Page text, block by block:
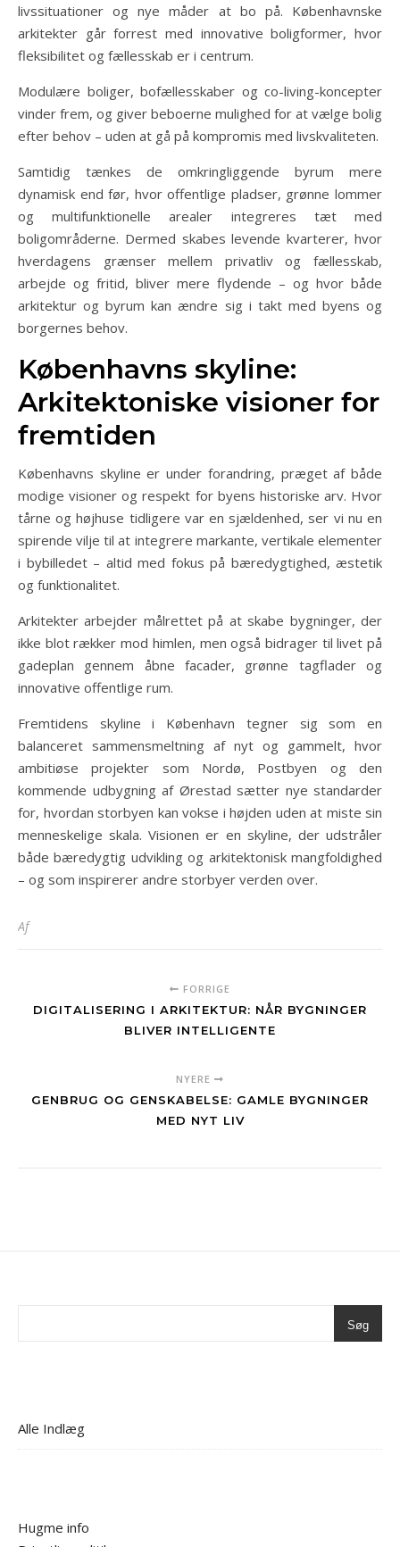
livssituationer og nye måder at bo på. Københavnske
arkitekter går forrest med innovative boligformer, hvor
fleksibilitet og fællesskab er i centrum.
Modulære boliger, bofællesskaber og co-living-koncepter
vinder frem, og giver beboerne mulighed for at vælge bolig
efter behov – uden at gå på kompromis med livskvaliteten.
Samtidig tænkes de omkringliggende byrum mere
dynamisk end før, hvor offentlige pladser, grønne lommer
og multifunktionelle arealer integreres tæt med
boligområderne. Dermed skabes levende kvarterer, hvor
hverdagens grænser mellem privatliv og fællesskab,
arbejde og fritid, bliver mere flydende – og hvor både
arkitektur og byrum kan ændre sig i takt med byens og
borgernes behov.
Københavns skyline:
Arkitektoniske visioner for
fremtiden
Københavns skyline er under forandring, præget af både
modige visioner og respekt for byens historiske arv. Hvor
tårne og højhuse tidligere var en sjældenhed, ser vi nu en
spirende vilje til at integrere markante, vertikale elementer
i bybilledet – altid med fokus på bæredygtighed, æstetik
og funktionalitet.
Arkitekter arbejder målrettet på at skabe bygninger, der
ikke blot rækker mod himlen, men også bidrager til livet på
gadeplan gennem åbne facader, grønne tagflader og
innovative offentlige rum.
Fremtidens skyline i København tegner sig som en
balanceret sammensmeltning af nyt og gammelt, hvor
ambitiøse projekter som Nordø, Postbyen og den
kommende udbygning af Ørestad sætter nye standarder
for, hvordan storbyen kan vokse i højden uden at miste sin
menneskelige skala. Visionen er en skyline, der udstråler
både bæredygtig udvikling og arkitektonisk mangfoldighed
– og som inspirerer andre storbyer verden over.
Af
FORRIGE
DIGITALISERING I ARKITEKTUR: NÅR BYGNINGER
BLIVER INTELLIGENTE
NYERE
GENBRUG OG GENSKABELSE: GAMLE BYGNINGER
MED NYT LIV
Søg
Alle Indlæg
Hugme info